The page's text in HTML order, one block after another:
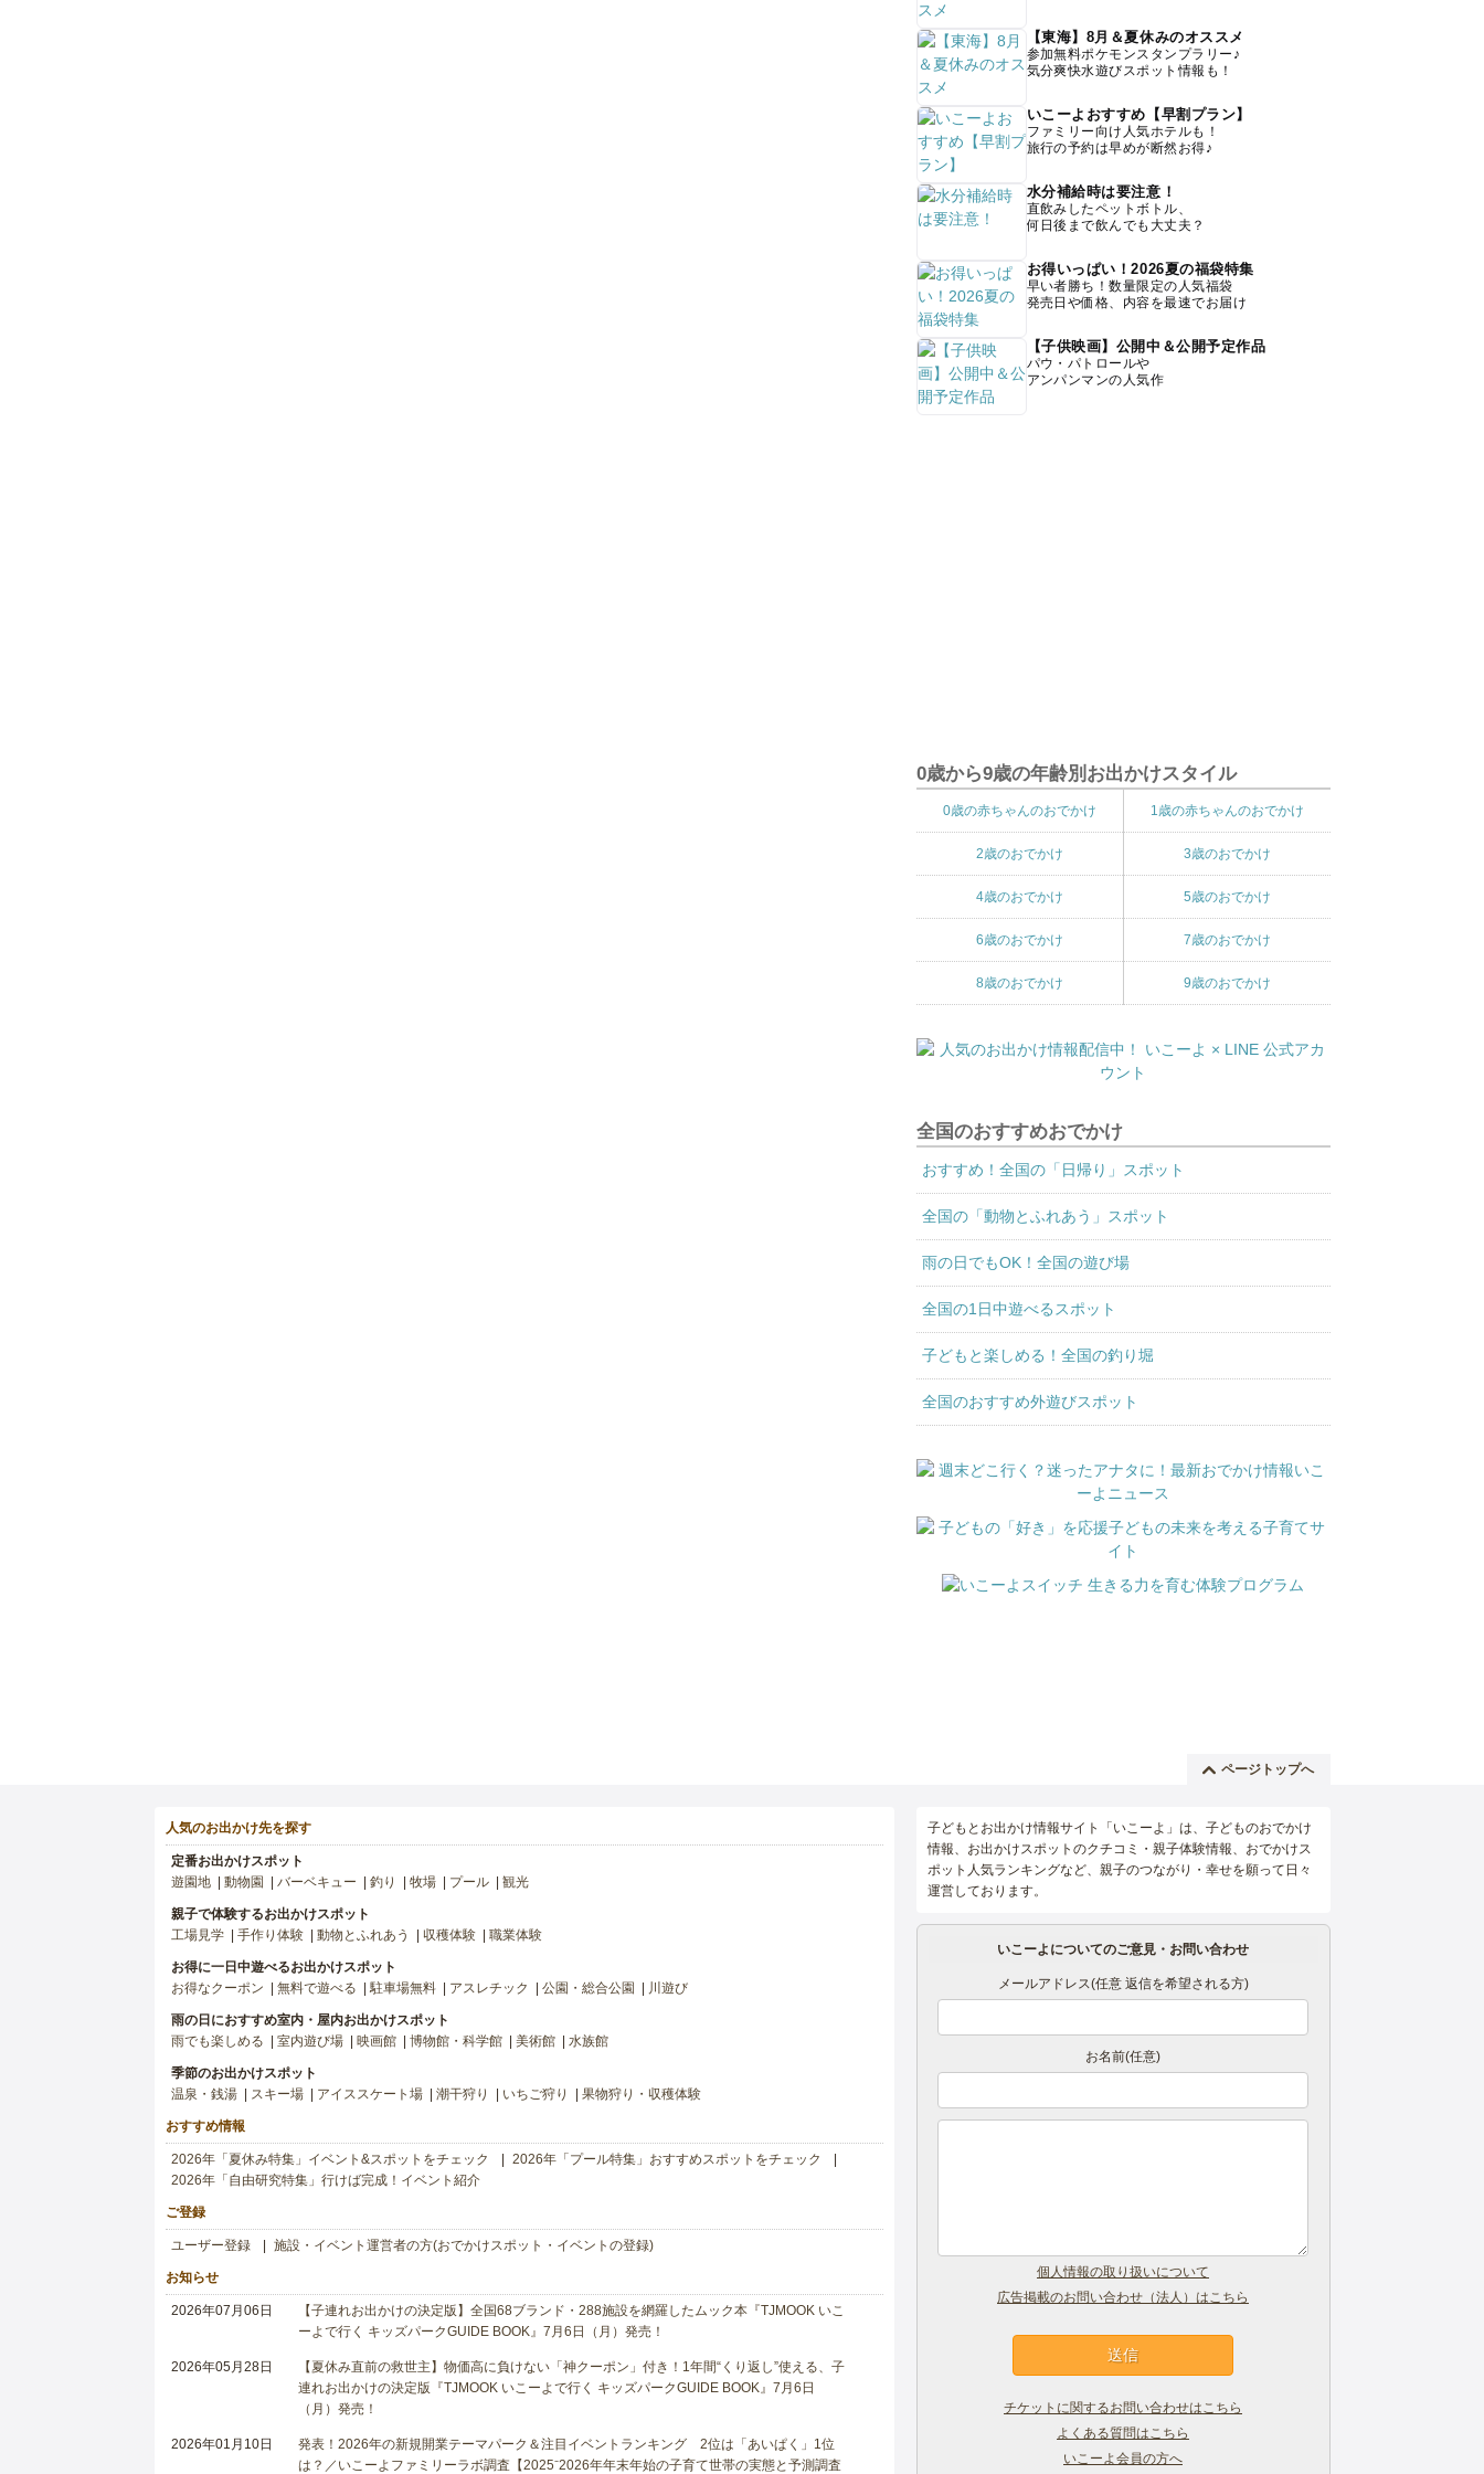
【東海】8月＆夏休みのオススメ
参加無料ポケモンスタンプラリー♪
気分爽快水遊びスポット情報も！
いこーよおすすめ【早割プラン】
ファミリー向け人気ホテルも！
旅行の予約は早めが断然お得♪
水分補給時は要注意！
直飲みしたペットボトル、
何日後まで飲んでも大丈夫？
お得いっぱい！2026夏の福袋特集
早い者勝ち！数量限定の人気福袋
発売日や価格、内容を最速でお届け
【子供映画】公開中＆公開予定作品
パウ・パトロールや
アンパンマンの人気作
0歳から9歳の年齢別お出かけスタイル
0歳の赤ちゃんのおでかけ 1歳の赤ちゃんのおでかけ
2歳のおでかけ 3歳のおでかけ
4歳のおでかけ 5歳のおでかけ
6歳のおでかけ 7歳のおでかけ
8歳のおでかけ 9歳のおでかけ
全国のおすすめおでかけ
おすすめ！全国の「日帰り」スポット
全国の「動物とふれあう」スポット
雨の日でもOK！全国の遊び場
全国の1日中遊べるスポット
子どもと楽しめる！全国の釣り堀
全国のおすすめ外遊びスポット
ページトップへ
人気のお出かけ先を探す
定番お出かけスポット
遊園地
動物園 バーベキュー 釣り 牧場 プール 観光
親子で体験するお出かけスポット
工場見学
手作り体験 動物とふれあう 収穫体験 職業体験
お得に一日中遊べるお出かけスポット
お得なクーポン
無料で遊べる 駐車場無料 アスレチック 公園・総合公園 川遊び
雨の日におすすめ室内・屋内お出かけスポット
雨でも楽しめる
室内遊び場 映画館 博物館・科学館 美術館 水族館
季節のお出かけスポット
温泉・銭湯
スキー場 アイススケート場 潮干狩り いちご狩り 果物狩り・収穫体験
おすすめ情報
2026年「夏休み特集」イベント&スポットをチェック
2026年「プール特集」おすすめスポットをチェック
2026年「自由研究特集」行けば完成！イベント紹介
ご登録
ユーザー登録 施設・イベント運営者の方(おでかけスポット・イベントの登録)
お知らせ
2026年07月06日
【子連れお出かけの決定版】全国68ブランド・288施設を網羅したムック本『TJMOOK いこ
ーよで行く キッズパークGUIDE BOOK』7月6日（月）発売！
2026年05月28日
【夏休み直前の救世主】物価高に負けない「神クーポン」付き！1年間“くり返し”使える、子
連れお出かけの決定版『TJMOOK いこーよで行く キッズパークGUIDE BOOK』7月6日
（月）発売！
2026年01月10日
発表！2026年の新規開業テーマパーク＆注目イベントランキング 2位は「あいぱく」1位
は？／いこーよファミリーラボ調査【2025⁻2026年年末年始の子育て世帯の実態と予測調査
子どもとお出かけ情報サイト「いこーよ」は、子どものおでかけ
情報、お出かけスポットのクチコミ・親子体験情報、おでかけス
ポット人気ランキングなど、親子のつながり・幸せを願って日々
運営しております。
いこーよについてのご意見・お問い合わせ
メールアドレス(任意 返信を希望される方)
お名前(任意)
個人情報の取り扱いについて
広告掲載のお問い合わせ（法人）はこちら
チケットに関するお問い合わせはこちら
よくある質問はこちら
いこーよ会員の方へ